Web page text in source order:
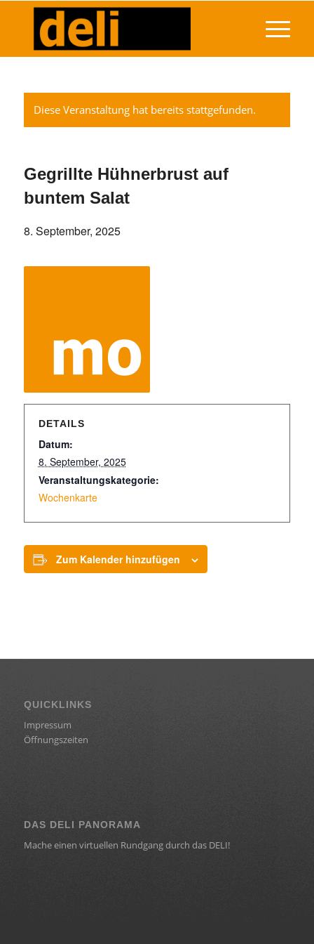
Diese Veranstaltung hat bereits stattgefunden.
Gegrillte Hühnerbrust auf
buntem Salat
8. September, 2025
DETAILS
Datum:
8. September, 2025
Veranstaltungskategorie:
Wochenkarte
Zum Kalender hinzufügen
QUICKLINKS
Impressum
Öffnungszeiten
DAS DELI PANORAMA
Mache einen virtuellen Rundgang durch das DELI!